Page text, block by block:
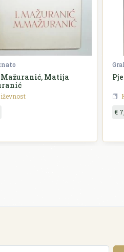
Matija
€